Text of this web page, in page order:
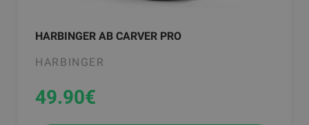
HARBINGER AB CARVER PRO
HARBINGER
49.90€